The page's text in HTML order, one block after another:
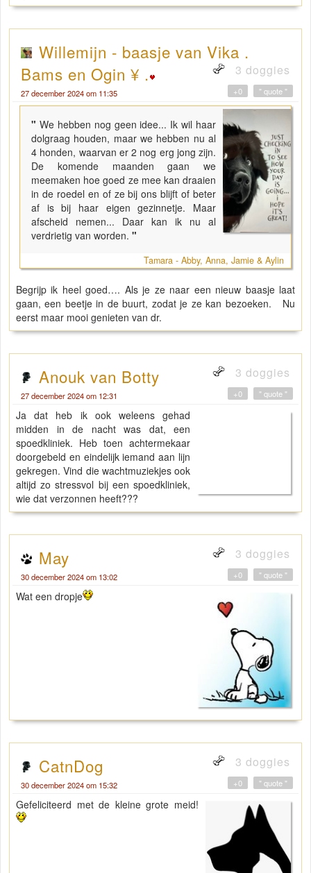
Willemijn - baasje van Vika .
Bams en Ogin ¥ .
3 doggies
27 december 2024 om 11:35 " quote "
+0
" We hebben nog geen idee... Ik wil haar
dolgraag houden, maar we hebben nu al
4 honden, waarvan er 2 nog erg jong zijn.
De komende maanden gaan we
meemaken hoe goed ze mee kan draaien
in de roedel en of ze bij ons blijft of beter
af is bij haar eigen gezinnetje. Maar
afscheid nemen... Daar kan ik nu al
verdrietig van worden. "
Tamara - Abby, Anna, Jamie & Aylin
Begrijp ik heel goed…. Als je ze naar een nieuw baasje laat
gaan, een beetje in de buurt, zodat je ze kan bezoeken. Nu
eerst maar mooi genieten van dr.
Anouk van Botty 3 doggies
27 december 2024 om 12:31 " quote "
+0
Ja dat heb ik ook weleens gehad
midden in de nacht was dat, een
spoedkliniek. Heb toen achtermekaar
doorgebeld en eindelijk iemand aan lijn
gekregen. Vind die wachtmuziekjes ook
altijd zo stressvol bij een spoedkliniek,
wie dat verzonnen heeft???
May 3 doggies
30 december 2024 om 13:02 " quote "
+0
Wat een dropje
CatnDog 3 doggies
30 december 2024 om 15:32 " quote "
+0
Gefeliciteerd met de kleine grote meid!